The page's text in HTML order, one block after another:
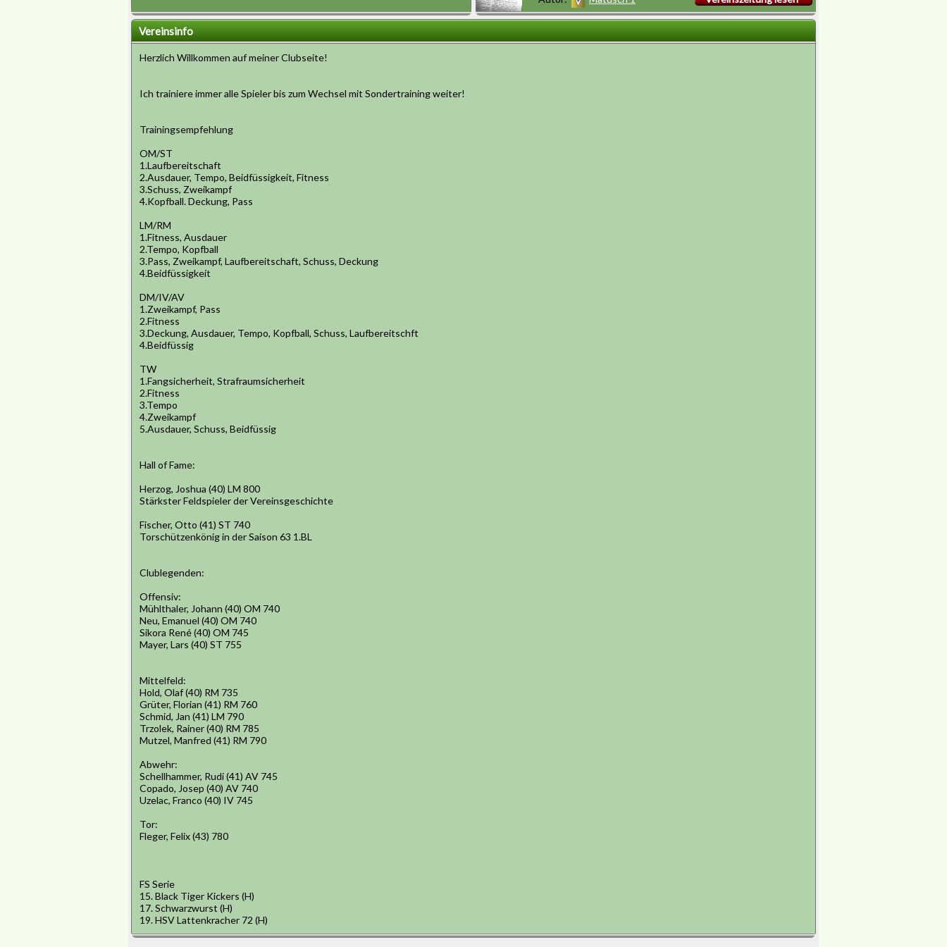
Vereinsinfo
Herzlich Willkommen auf meiner Clubseite!
Ich trainiere immer alle Spieler bis zum Wechsel mit Sondertraining weiter!
Trainingsempfehlung
OM/ST
1.Laufbereitschaft
2.Ausdauer, Tempo, Beidfüssigkeit, Fitness
3.Schuss, Zweikampf
4.Kopfball. Deckung, Pass
LM/RM
1.Fitness, Ausdauer
2.Tempo, Kopfball
3.Pass, Zweikampf, Laufbereitschaft, Schuss, Deckung
4.Beidfüssigkeit
DM/IV/AV
1.Zweikampf, Pass
2.Fitness
3.Deckung, Ausdauer, Tempo, Kopfball, Schuss, Laufbereitschft
4.Beidfüssig
TW
1.Fangsicherheit, Strafraumsicherheit
2.Fitness
3.Tempo
4.Zweikampf
5.Ausdauer, Schuss, Beidfüssig
Hall of Fame:
Herzog, Joshua (40) LM 800
Stärkster Feldspieler der Vereinsgeschichte
Fischer, Otto (41) ST 740
Torschützenkönig in der Saison 63 1.BL
Clublegenden:
Offensiv:
Mühlthaler, Johann (40) OM 740
Neu, Emanuel (40) OM 740
Sikora René (40) OM 745
Mayer, Lars (40) ST 755
Mittelfeld:
Hold, Olaf (40) RM 735
Grüter, Florian (41) RM 760
Schmid, Jan (41) LM 790
Trzolek, Rainer (40) RM 785
Mutzel, Manfred (41) RM 790
Abwehr:
Schellhammer, Rudi (41) AV 745
Copado, Josep (40) AV 740
Uzelac, Franco (40) IV 745
Tor:
Fleger, Felix (43) 780
FS Serie
15. Black Tiger Kickers (H)
17. Schwarzwurst (H)
19. HSV Lattenkracher 72 (H)